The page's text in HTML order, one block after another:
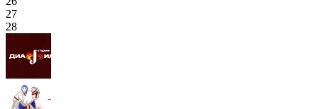
27
28